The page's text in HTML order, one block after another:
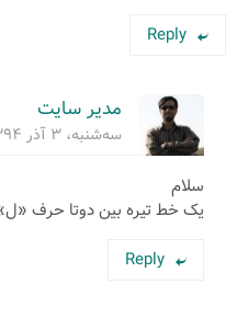
Reply
مدیر سایت
سه‌شنبه، ۳ آذر ۱۳۹۴ at ۱۴:۳۲
سلام
یک خط تیره بین دوتا حرف
Reply